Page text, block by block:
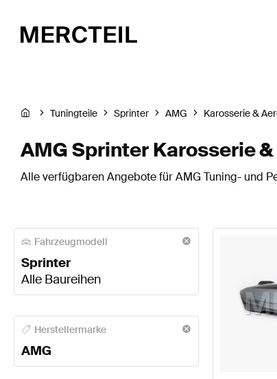
Tuningteile Sprinter AMG Karosserie &
AMG Sprinter Karosserie
Alle verfügbaren Angebote für AMG Tuning- und
Fahrzeugmodell
Sprinter
Alle Baureihen
AMG A-Klasse Karosserie & Aerodynamik
Herstellermarke
AMG